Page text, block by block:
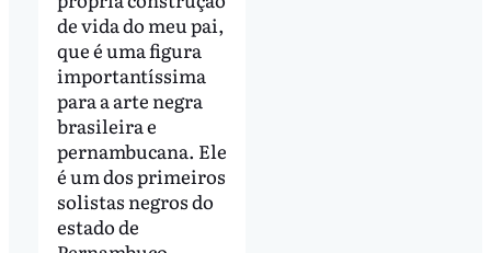
de vida do meu pai,
que é uma figura
importantíssima
para a arte negra
brasileira e
pernambucana. Ele
é um dos primeiros
solistas negros do
estado de